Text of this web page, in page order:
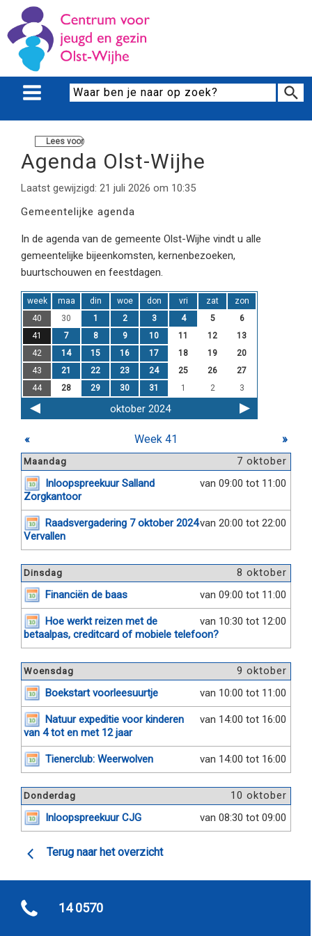
Lees voor
Agenda Olst-Wijhe
Laatst gewijzigd: 21 juli 2026 om 10:35
Gemeentelijke agenda
In de agenda van de gemeente Olst-Wijhe vindt u alle
gemeentelijke bijeenkomsten, kernenbezoeken,
buurtschouwen en feestdagen.
week maa din woe don vri zat
zon
40
30 1 2 3 4 5
6
41
7 8 9 10 11 12
13
42
14 15 16 17 18 19
20
43
21 22 23 24 25 26
27
44
28 29 30 31 1 2 3
oktober 2024
« Week 41 »
7 oktober
Maandag
van 09:00 tot 11:00
Inloopspreekuur Salland
Zorgkantoor
van 20:00 tot 22:00
Raadsvergadering 7 oktober 2024
Vervallen
8 oktober
Dinsdag
van 09:00 tot 11:00
Financiën de baas
van 10:30 tot 12:00
Hoe werkt reizen met de
betaalpas, creditcard of mobiele telefoon?
9 oktober
Woensdag
van 10:00 tot 11:00
Boekstart voorleesuurtje
van 14:00 tot 16:00
Natuur expeditie voor kinderen
van 4 tot en met 12 jaar
van 14:00 tot 16:00
Tienerclub: Weerwolven
10 oktober
Donderdag
van 08:30 tot 09:00
Inloopspreekuur CJG
Terug naar het overzicht
14 0570